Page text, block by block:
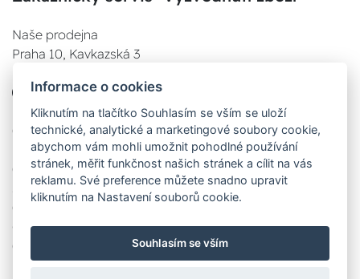
Naše prodejna
Praha 10, Kavkazská 3
777 780 841
08:00 - 17:00
08:00 - 17:00
08:00 - 17:00
Čt:
08:00 - 17:00
Informace o cookies
Kliknutím na tlačítko Souhlasím se vším se uloží
technické, analytické a marketingové soubory cookie,
abychom vám mohli umožnit pohodlné používání
stránek, měřit funkčnost našich stránek a cílit na vás
reklamu. Své preference můžete snadno upravit
kliknutím na Nastavení souborů cookie.
Souhlasím se vším